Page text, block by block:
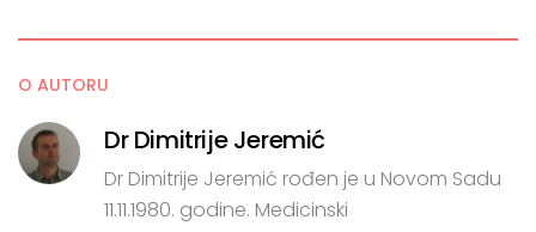
O AUTORU
Dr Dimitrije Jeremić
Dr Dimitrije Jeremić rođen je u Novom Sadu
11.11.1980. godine. Medicinski